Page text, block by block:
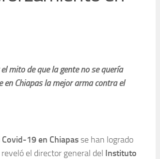
mito de que la gente no se quería
en Chiapas la mejor arma contra el
19 en Chiapas se han logrado
el director general del Instituto